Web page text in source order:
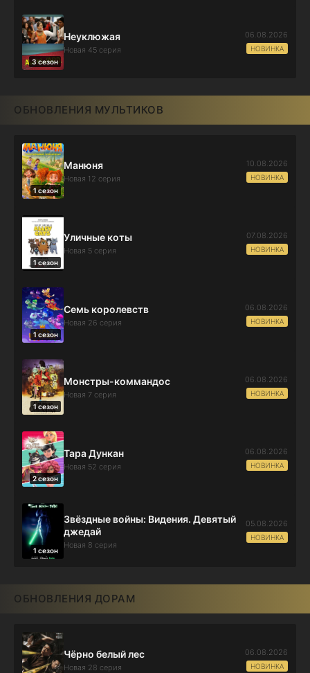
3 сезон
Неуклюжая
Новая 45 серия
06.08.2026
НОВИНКА
ОБНОВЛЕНИЯ МУЛЬТИКОВ
1 сезон
Манюня
Новая 12 серия
10.08.2026
НОВИНКА
1 сезон
Уличные коты
Новая 5 серия
07.08.2026
НОВИНКА
1 сезон
Семь королевств
Новая 26 серия
06.08.2026
НОВИНКА
1 сезон
Монстры-коммандос
Новая 7 серия
06.08.2026
НОВИНКА
2 сезон
Тара Дункан
Новая 52 серия
06.08.2026
НОВИНКА
1 сезон
Звёздные войны: Видения. Девятый
джедай
Новая 8 серия
05.08.2026
НОВИНКА
ОБНОВЛЕНИЯ ДОРАМ
Чёрно белый лес
Новая 28 серия
06.08.2026
НОВИНКА